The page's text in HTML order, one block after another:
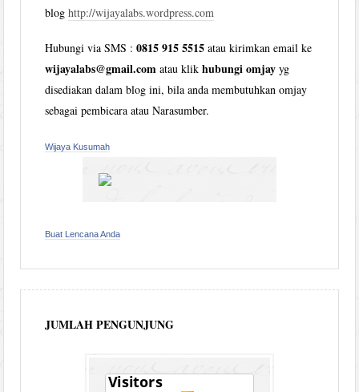
bloghttp://wijayalabs.wordpress.com
Hubungi via SMS :0815 915 5515 atau kirimkan email ke
wijayalabs@gmail.com atau klikhubungi omjay yg
disediakan dalam blog ini, bila anda membutuhkan omjay
sebagai pembicara atau Narasumber.
Wijaya Kusumah
Buat Lencana Anda
JUMLAH PENGUNJUNG